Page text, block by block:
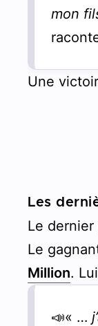
mon
Une
Les
Le dernier
Le
Million.
📣« …